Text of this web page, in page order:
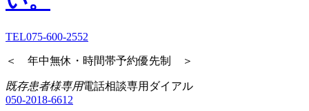
TEL075-600-2552
＜ 年中無休・時間帯予約優先制 ＞
既存患者様専用電話相談専用ダイアル
050-2018-6612